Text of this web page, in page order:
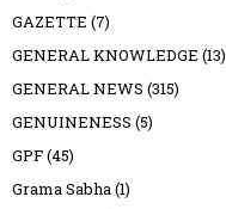
GAZETTE (7)
GENERAL KNOWLEDGE (13)
GENERAL NEWS (315)
GENUINENESS (5)
GPF(45)
Grama Sabha(1)